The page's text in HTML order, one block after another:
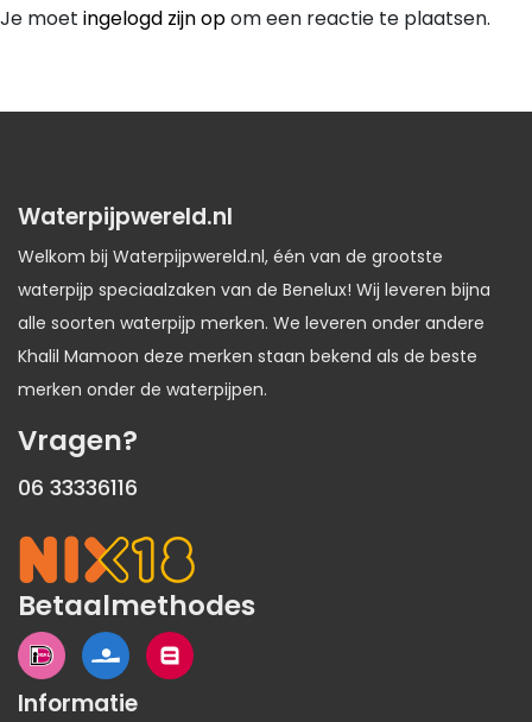
Je moet ingelogd zijn opom een reactie te plaatsen.
Waterpijpwereld.nl
Welkom bij Waterpijpwereld.nl, één van de grootste
waterpijp speciaalzaken van de Benelux! Wij leveren bijna
alle soorten waterpijp merken. We leveren onder andere
Khalil Mamoon deze merken staan bekend als de beste
merken onder de waterpijpen.
Vragen?
06 33336116
Betaalmethodes
Informatie